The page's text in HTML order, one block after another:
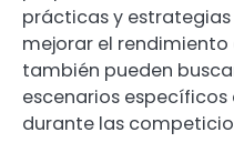
prácticas y
mejorar el rendimiento
también pueden
escenarios
durante las